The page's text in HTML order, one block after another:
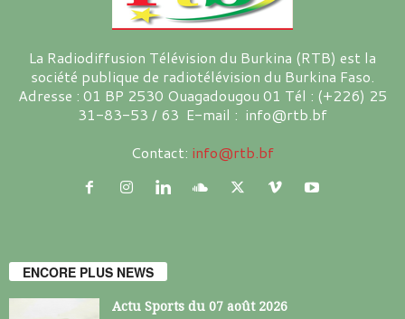
La Radiodiffusion Télévision du Burkina (RTB) est la
société publique de radiotélévision du Burkina Faso.
Adresse : 01 BP 2530 Ouagadougou 01 Tél : (+226) 25
31-83-53 / 63 E-mail : info@rtb.bf
Contact: info@rtb.bf
ENCORE PLUS NEWS
Actu Sports du 07 août 2026